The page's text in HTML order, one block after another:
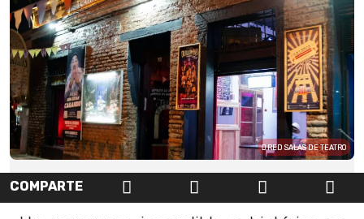
RED SALAS DE TEATRO
COMPARTE